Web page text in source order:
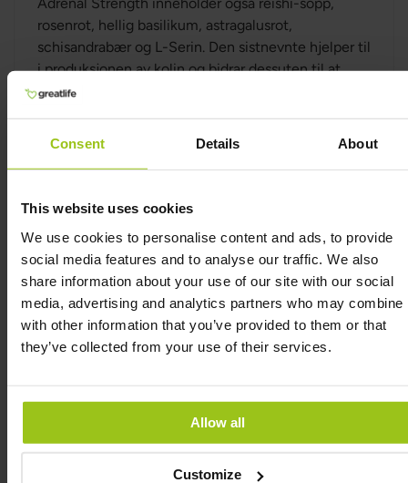
Consent Details About
This website uses cookies
We use cookies to personalise content and ads, to provide
social media features and to analyse our traffic. We also
share information about your use of our site with our social
media, advertising and analytics partners who may combine
with other information that you’ve provided to them or that
they’ve collected from your use of their services.
Allow all
Customize
rosenrot, hellig basilikum, astragalusrot,
schisandrabær og L-Serin. Den sistnevnte hjelper til
i produksjonen av kolin og bidrar dessuten til at
nerveceller kan sende signaler på riktig måte.
som bidrar til normal funksjon av immunsystemet,
kollagenformasjon som har betydning for
funksjon av benmarg og brusk, tannkjøtt og hud og
tennenes normale funksjon. Vitamin C bidrar også
til normal energiforbrenning, nervesystemets
normale funksjon og til å gjenoppbygge den
reduserte formen av vitamin E. Vitamin C øker
dessuten jernopptaket. Pantotensyre, som også
energiomsetning, normal psykisk prestasjonsevne,
til å redusere tretthet og utmattelse, til normal
syntese og omsetning av steroidhormoner, vitamin